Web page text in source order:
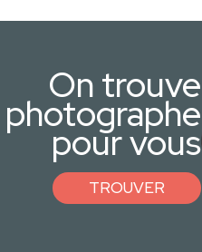
On trouve
photographe
pour vous
TROUVER